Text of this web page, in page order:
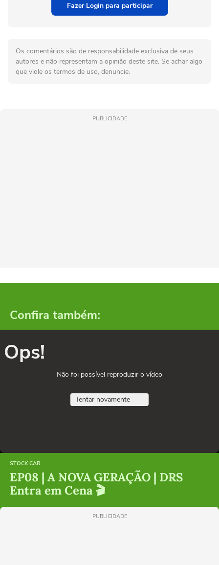
Fazer Login para participar
Os comentários são de responsabilidade exclusiva de seus
autores e não representam a opinião deste site. Se achar algo
que viole os termos de uso, denuncie.
PUBLICIDADE
Confira também:
Ops!
Não foi possível reproduzir o vídeo
Tentar novamente
STOCK CAR
EP08 | A NOVA GERAÇÃO | DRS
Entra em Cena 🎬
PUBLICIDADE